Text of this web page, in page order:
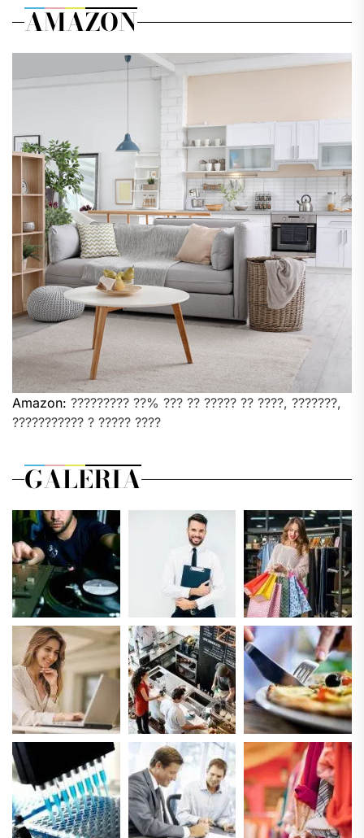
AMAZON
Amazon: ????????? ??% ??? ?? ????? ?? ????, ???????,
??????????? ? ????? ????
GALERIA